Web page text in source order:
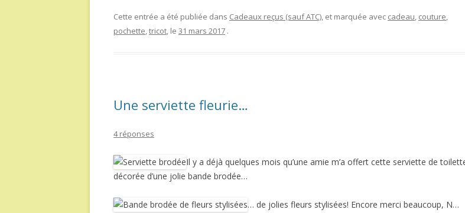
Cette entrée a été publiée dans Cadeaux reçus (sauf ATC), et marquée avec cadeau, couture,
pochette,tricot, le 31 mars 2017 .
Une serviette fleurie…
4 réponses
Il y a déjà quelques mois qu’une amie m’a offert cette serviette de
décorée d’une jolie bande brodée…
… de jolies fleurs stylisées! Encore merci beaucoup, N…